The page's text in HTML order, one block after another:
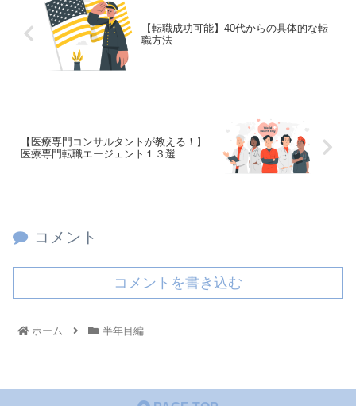
【転職成功可能】40代からの具体的な転
職方法
【医療専門コンサルタントが教える！】
医療専門転職エージェント１３選
コメント
コメントを書き込む
ホーム 半年目編